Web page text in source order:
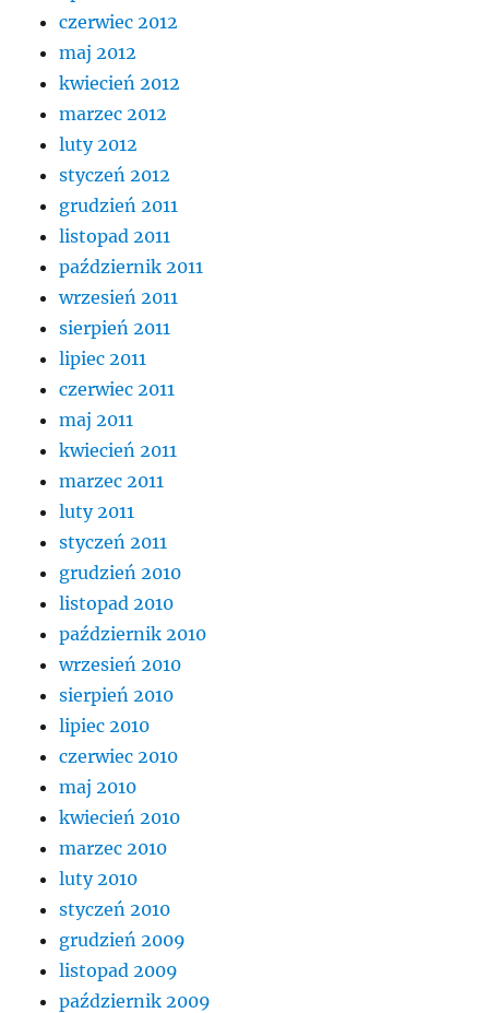
czerwiec 2012
maj 2012
kwiecień 2012
marzec 2012
luty 2012
styczeń 2012
grudzień 2011
listopad 2011
październik 2011
wrzesień 2011
sierpień 2011
lipiec 2011
czerwiec 2011
maj 2011
kwiecień 2011
marzec 2011
luty 2011
styczeń 2011
grudzień 2010
listopad 2010
październik 2010
wrzesień 2010
sierpień 2010
lipiec 2010
czerwiec 2010
maj 2010
kwiecień 2010
marzec 2010
luty 2010
styczeń 2010
grudzień 2009
listopad 2009
październik 2009